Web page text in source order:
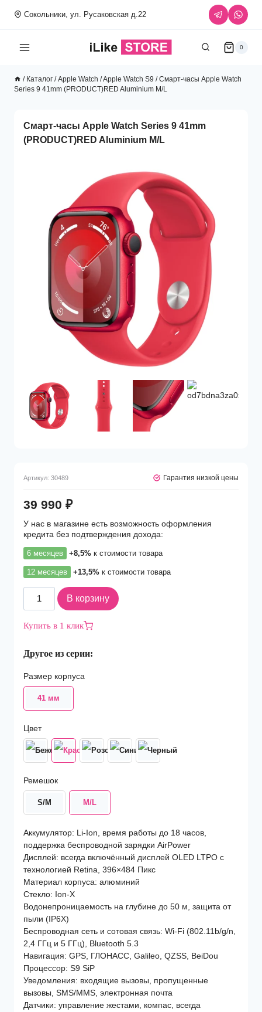
Сокольники, ул. Русаковская д.22
0
/ Каталог / Apple Watch /Apple Watch S9 / Смарт-часы Apple Watch
Series 9 41mm (PRODUCT)RED Aluminium M/L
Смарт-часы Apple Watch Series 9 41mm
(PRODUCT)RED Aluminium M/L
Артикул: 30489 Гарантия низкой цены
39 990 ₽
У нас в магазине есть возможность оформления
кредита без подтверждения дохода:
6 месяцев +8,5% к стоимости товара
12 месяцев +13,5% к стоимости товара
Количество
товара
часы
Watch
9
41mm
(PRODUCT)RED
M/L
В корзину
Купить в 1 клик
Другое из серии:
Размер корпуса
41 мм
Цвет
Ремешок
S/M M/L
Аккумулятор: Li-Ion, время работы до 18 часов,
поддержка беспроводной зарядки AirPower
Дисплей: всегда включённый дисплей OLED LTPO с
технологией Retina, 396×484 Пикс
Материал корпуса: алюминий
Стекло: Ion-X
Водонепроницаемость на глубине до 50 м, защита от
пыли (IP6X)
Беспроводная сеть и сотовая связь: Wi-Fi (802.11b/g/n,
2,4 ГГц и 5 ГГц), Bluetooth 5.3
Навигация: GPS, ГЛОНАСС, Galileo, QZSS, BeiDou
Процессор: S9 SiP
Уведомления: входящие вызовы, пропущенные
вызовы, SMS/MMS, электронная почта
Датчики: управление жестами, компас, всегда